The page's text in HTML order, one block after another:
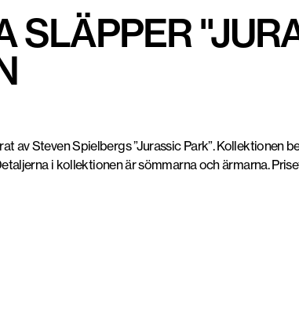
SLÄPPER
av Steven Spielbergs ”Jurassic Park”. Kollektionen
i kollektionen är sömmarna och ärmarna.